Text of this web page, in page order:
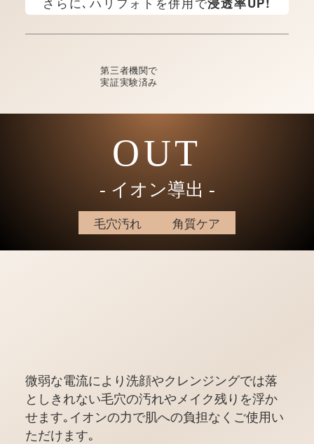
第三者機関で
実証実験済み
OUT
‐ イオン導出 ‐
毛穴汚れ 角質ケア
微弱な電流により洗顔やクレンジングでは落
としきれない毛穴の汚れやメイク残りを浮か
せます｡イオンの力で肌への負担なくご使用い
ただけます｡